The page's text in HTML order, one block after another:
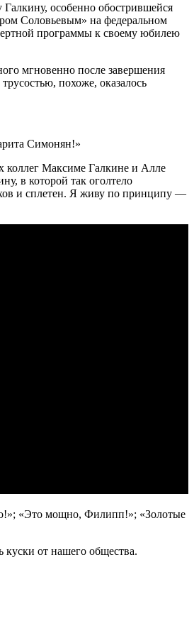
особенно обострившейся
Соловьевым» на федеральном
программы к своему юбилею
мгновенно после завершения
похоже, оказалось
Симонян!»
коллег Максиме Галкине и Алле
в которой так оголтело
и сплетен. Я живу по принципу —
«Это мощно, Филипп!»; «Золотые
куски от нашего общества.